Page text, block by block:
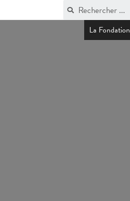
La Fondation